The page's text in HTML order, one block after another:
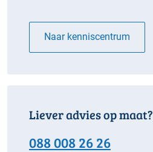
Naar kenniscentrum
Liever advies op maat?
088 008 26 26